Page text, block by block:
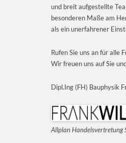
und breit aufgestellte
besonderen Maße am
als ein unerfahrener
Rufen Sie uns an für alle
Wir freuen uns auf Sie
Dipl.Ing (FH) Bauphysik
Allplan Handelsvertretung